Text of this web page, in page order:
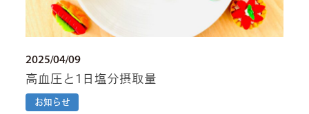
2025/04/09
高血圧と1日塩分摂取量
お知らせ